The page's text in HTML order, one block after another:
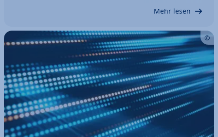
Mehr lesen